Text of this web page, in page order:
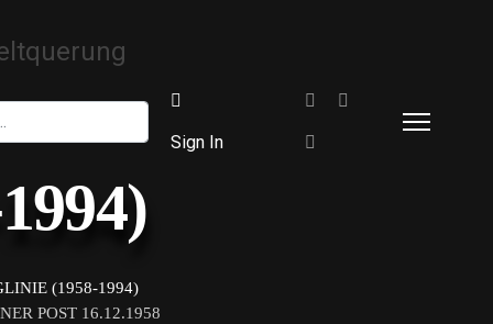
Sign In
(1958-1994)
POST 16.12.1958